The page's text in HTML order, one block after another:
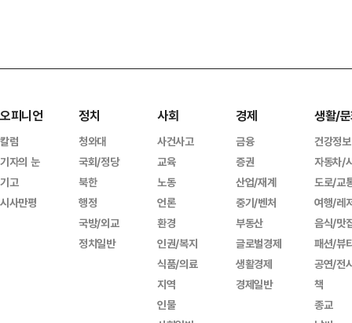
오피니언
칼럼
기자의 눈
기고
시사만평
정치
청와대
국회/정당
북한
행정
국방/외교
정치일반
사회
사건사고
교육
노동
언론
환경
인권/복지
식품/의료
지역
인물
경제
금융
증권
산업/재계
중기/벤처
부동산
글로벌경제
생활경제
경제일반
생활/
건강정보
자동차/
도로/교
여행/레
음식/맛
패션/뷰
공연/전
책
종교